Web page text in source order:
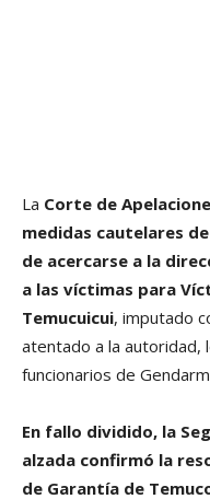
La Corte de
medidas cautelares
de acercarse a la
a las víctimas para
Temucuicui, imputado
atentado a la autoridad,
funcionarios de
En fallo dividido, la
alzada confirmó la
de Garantía de